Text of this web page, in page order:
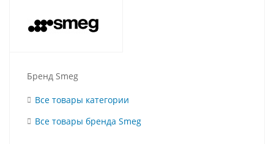
Бренд Smeg
Все товары категории
Все товары бренда Smeg